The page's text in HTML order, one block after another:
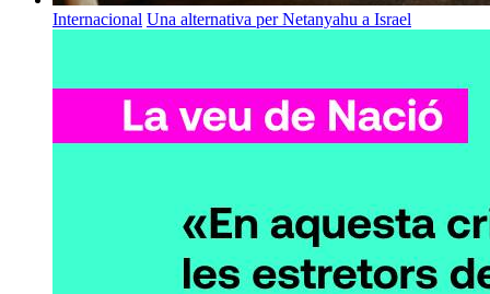
Internacional Una alternativa per Netanyahu a Israel